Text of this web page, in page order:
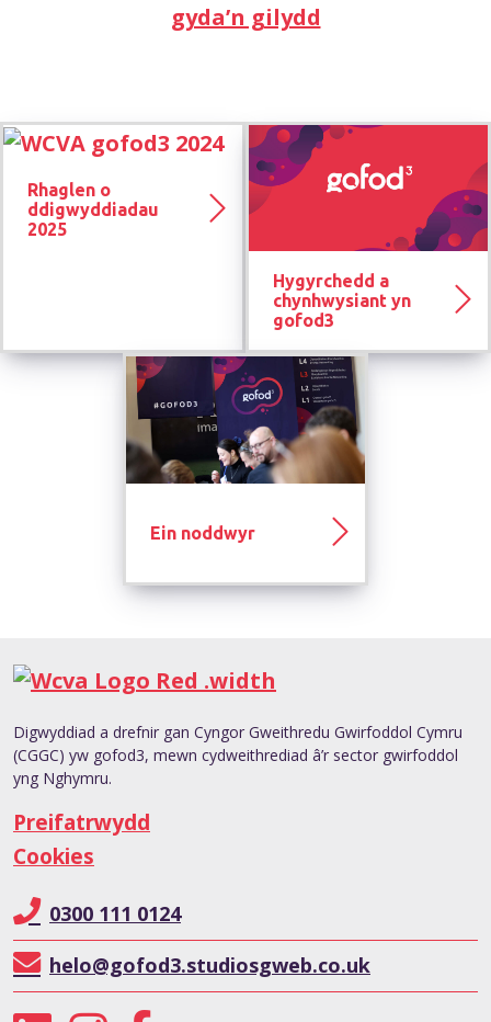
gyda’n gilydd
Rhaglen o
ddigwyddiadau
2025
Hygyrchedd a
chynhwysiant yn
gofod3
Ein noddwyr
Digwyddiad a drefnir gan Cyngor Gweithredu Gwirfoddol Cymru
(CGGC) yw gofod3, mewn cydweithrediad â’r sector gwirfoddol
yng Nghymru.
Preifatrwydd
Cookies
0300 111 0124
helo@gofod3.studiosgweb.co.uk